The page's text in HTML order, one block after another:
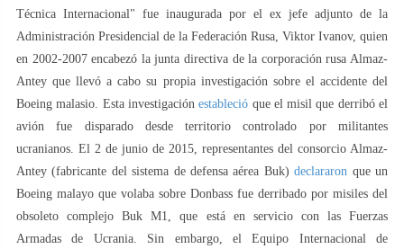
Técnica Internacional" fue inaugurada por el ex jefe adjunto de la
Administración Presidencial de la Federación Rusa, Viktor Ivanov, quien
en 2002-2007 encabezó la junta directiva de la corporación rusa Almaz-
Antey que llevó a cabo su propia investigación sobre el accidente del
Boeing malasio. Esta investigaciónestableció que el misil que derribó el
avión fue disparado desde territorio controlado por militantes
ucranianos. El 2 de junio de 2015, representantes del consorcio Almaz-
Antey (fabricante del sistema de defensa aérea Buk)declararon que un
Boeing malayo que volaba sobre Donbass fue derribado por misiles del
obsoleto complejo Buk M1, que está en servicio con las Fuerzas
Armadas de Ucrania. Sin embargo, el Equipo Internacional de